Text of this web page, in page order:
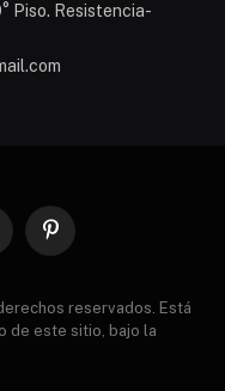
Piso. Resistencia-
Pinterest
reservados. Está
de este sitio, bajo la